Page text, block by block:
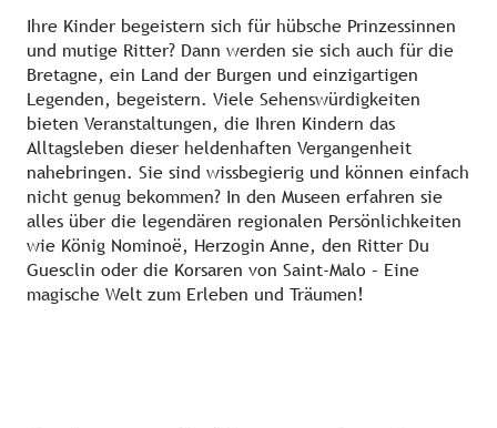
Ihre Kinder begeistern sich für hübsche Prinzessinnen
und mutige Ritter? Dann werden sie sich auch für die
Bretagne, ein Land der Burgen und einzigartigen
Legenden, begeistern. Viele Sehenswürdigkeiten
bieten Veranstaltungen, die Ihren Kindern das
Alltagsleben dieser heldenhaften Vergangenheit
nahebringen. Sie sind wissbegierig und können einfach
nicht genug bekommen? In den Museen erfahren sie
alles über die legendären regionalen Persönlichkeiten
wie König Nominoë, Herzogin Anne, den Ritter Du
Guesclin oder die Korsaren von Saint-Malo – Eine
magische Welt zum Erleben und Träumen!